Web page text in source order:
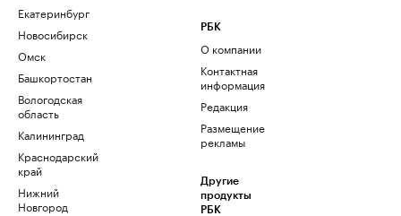
Екатеринбург
Новосибирск
Омск
Башкортостан
Вологодская
область
Калининград
Краснодарский
край
Нижний
Новгород
РБК
О компании
Контактная
информация
Редакция
Размещение
рекламы
Другие
продукты
РБК